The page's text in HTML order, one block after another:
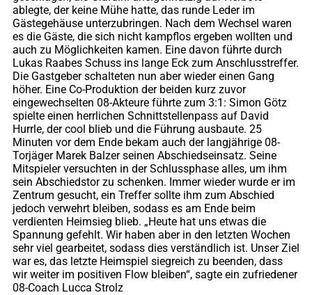
ablegte, der keine Mühe hatte, das runde Leder im
Gästegehäuse unterzubringen. Nach dem Wechsel waren
es die Gäste, die sich nicht kampflos ergeben wollten und
auch zu Möglichkeiten kamen. Eine davon führte durch
Lukas Raabes Schuss ins lange Eck zum Anschlusstreffer.
Die Gastgeber schalteten nun aber wieder einen Gang
höher. Eine Co-Produktion der beiden kurz zuvor
eingewechselten 08-Akteure führte zum 3:1: Simon Götz
spielte einen herrlichen Schnittstellenpass auf David
Hurrle, der cool blieb und die Führung ausbaute. 25
Minuten vor dem Ende bekam auch der langjährige 08-
Torjäger Marek Balzer seinen Abschiedseinsatz. Seine
Mitspieler versuchten in der Schlussphase alles, um ihm
sein Abschiedstor zu schenken. Immer wieder wurde er im
Zentrum gesucht, ein Treffer sollte ihm zum Abschied
jedoch verwehrt bleiben, sodass es am Ende beim
verdienten Heimsieg blieb. „Heute hat uns etwas die
Spannung gefehlt. Wir haben aber in den letzten Wochen
sehr viel gearbeitet, sodass dies verständlich ist. Unser Ziel
war es, das letzte Heimspiel siegreich zu beenden, dass
wir weiter im positiven Flow bleiben“, sagte ein zufriedener
08-Coach Lucca Strolz